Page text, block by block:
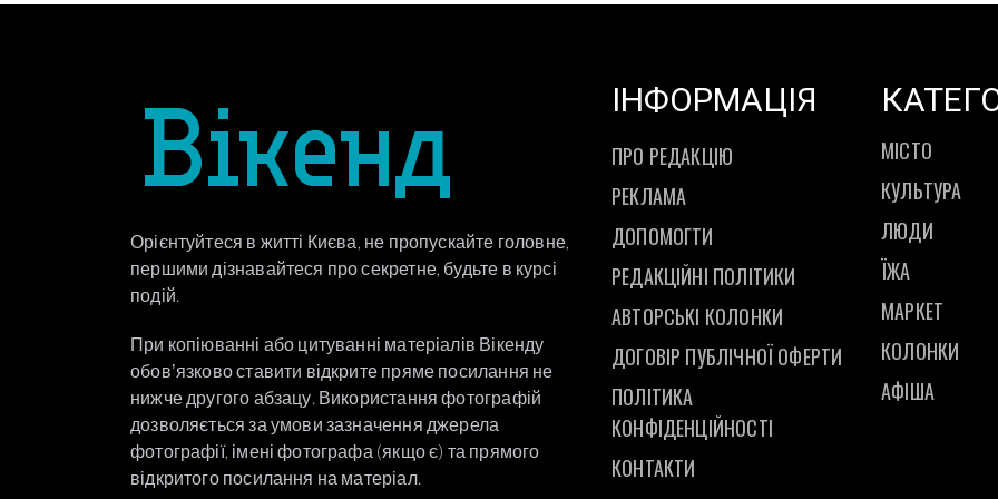
Орієнтуйтеся в житті Києва, не пропускайте головне,
першими дізнавайтеся про секретне, будьте в курсі
подій.
При копіюванні або цитуванні матеріалів Вікенду
обовʼязково ставити відкрите пряме посилання не
нижче другого абзацу. Використання фотографій
дозволяється за умови зазначення джерела
фотографії, імені фотографа (якщо є) та прямого
відкритого посилання на матеріал.
ІНФОРМАЦІЯ
ПРО РЕДАКЦІЮ
РЕКЛАМА
ДОПОМОГТИ
РЕДАКЦІЙНІ ПОЛІТИКИ
АВТОРСЬКІ КОЛОНКИ
ДОГОВІР ПУБЛІЧНОЇ ОФЕРТИ
ПОЛІТИКА
КОНФІДЕНЦІЙНОСТІ
КОНТАКТИ
МІСТО
КУЛЬТУРА
ЛЮДИ
ЇЖА
МАРКЕТ
КОЛОНКИ
АФІША